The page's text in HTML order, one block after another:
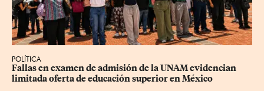
POLÍTICA
Fallas en examen de admisión de la UNAM evidencian
limitada oferta de educación superior en México